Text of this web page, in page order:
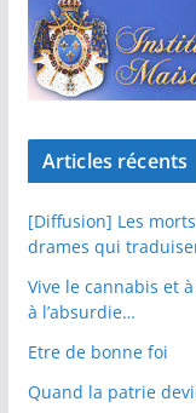
Articles récents
[Diffusion] Les
drames qui
Vive le cannabis et à
à l’absurdie…
Etre de bonne foi
Quand la patrie